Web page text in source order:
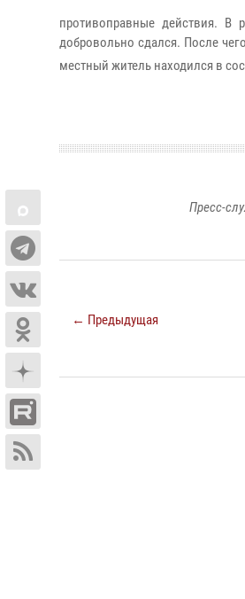
противоправные действия. В
добровольно сдался. После
местный житель находился в
Пресс-
← Предыдущая